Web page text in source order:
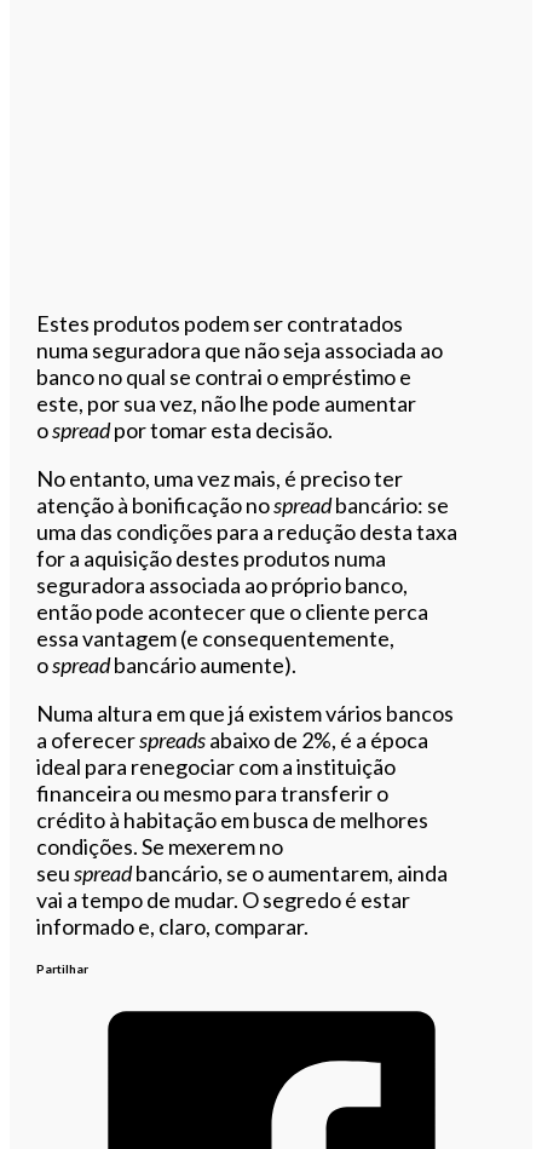
Estes produtos podem ser contratados
numa seguradora que não seja associada ao
banco no qual se contrai o empréstimo e
este, por sua vez, não lhe pode aumentar
ospreadpor tomar esta decisão.
No entanto, uma vez mais, é preciso ter
atenção à bonificação nospreadbancário: se
uma das condições para a redução desta taxa
for a aquisição destes produtos numa
seguradora associada ao próprio banco,
então pode acontecer que o cliente perca
essa vantagem (e consequentemente,
ospreadbancário aumente).
Numa altura em que já existem vários bancos
a oferecerspreadsabaixo de 2%, é a época
ideal para renegociar com a instituição
financeira ou mesmo para transferir o
crédito à habitação em busca de melhores
condições. Se mexerem no
seuspreadbancário, se o aumentarem, ainda
vai a tempo de mudar. O segredo é estar
informado e, claro, comparar.
Partilhar